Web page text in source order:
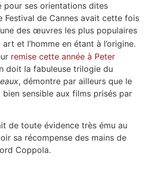
pour ses orientations dites
Festival de Cannes avait cette fois
des œuvres les plus populaires
art et l’homme en étant à l’origine.
remise cette année à Peter
doit la fabuleuse trilogie du
, démontre par ailleurs que le
sensible aux films prisés par
de toute évidence très ému au
sa récompense des mains de
Coppola.